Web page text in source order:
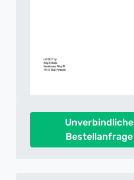
Unverbindliche
Bestellanfrage